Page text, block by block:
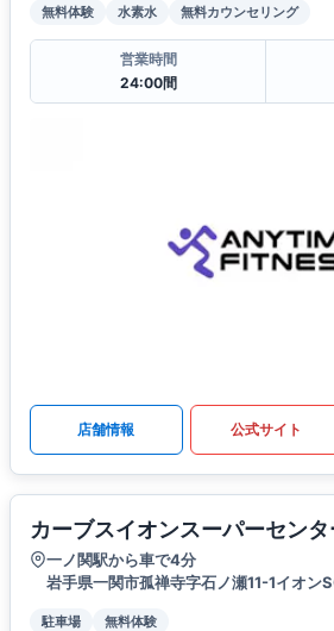
無料体験
水素水 無料カウンセリング
営業時間
24:00間
店舗情報 公式サイト
カーブスイオンスーパーセン
一ノ関駅から車で4分
岩手県一関市孤禅寺字石ノ瀬11-1イオン
駐車場 無料体験